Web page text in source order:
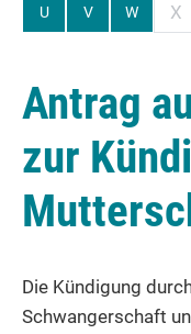
U V W X
Antrag
zur
Die Kündigung
Schwangerschaft